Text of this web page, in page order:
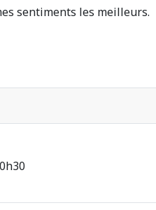
sentiments les meilleurs.